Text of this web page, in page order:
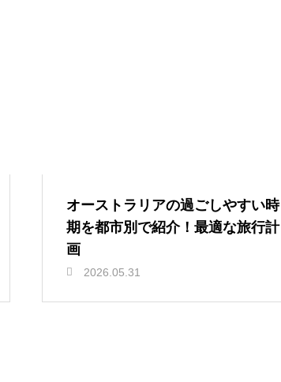
オーストラリアの過ごしやすい時
期を都市別で紹介！最適な旅行計
画
2026.05.31